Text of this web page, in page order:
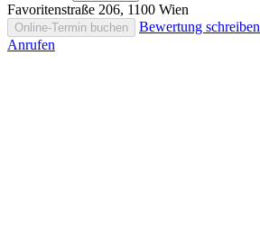
Favoritenstraße 206, 1100 Wien
Online-Termin buchen
Bewertung schreiben
Anrufen